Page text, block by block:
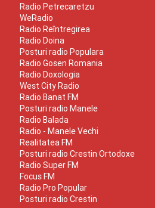
Radio Petrecaretzu
WeRadio
Radio Reîntregirea
Radio Doina
Posturi radio Populara
Radio Gosen Romania
Radio Doxologia
West City Radio
Radio Banat FM
Posturi radio Manele
Radio Balada
Radio - Manele Vechi
Realitatea FM
Posturi radio Crestin Ortodoxe
Radio Super FM
Focus FM
Radio Pro Popular
Posturi radio Crestin